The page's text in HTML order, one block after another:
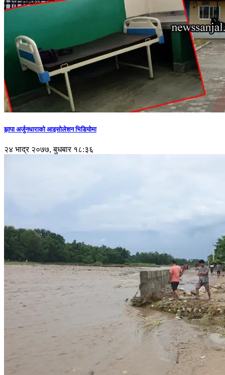
झापा अर्जुनधाराको आइसोलेशन भिडियोमा
२४ भाद्र २०७७, बुधबार १८:३६